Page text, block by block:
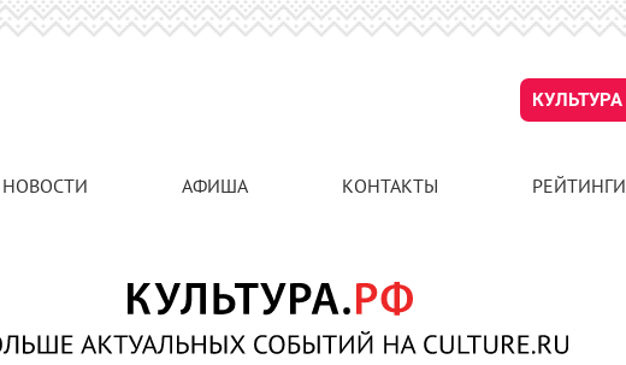
КУЛЬТУРА
НОВОСТИ АФИША КОНТАКТЫ РЕЙТИНГИ